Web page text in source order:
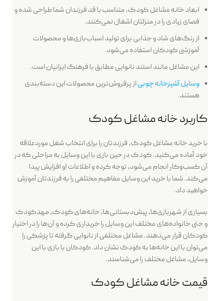
ابعاد خانه مشاغل کودک، متناسب با قد فرزندان شما طراحی شده و
فضای زیادی را در منزلتان اشغال نمی‌کنند.
از رنگ‌های شاد و جذابی برای تولید اسباب‌بازی‌ها و محصولات
آموزشی کودکان استفاده می‌شود.
این مشاغل مانند استند نانوایی مطابق با فرهنگ ایرانیان است.
وسایل آشپزخانه چوبیاز پرفروش‌ترین محصولات این دسته‌بندی
هستند.
کاربرد خانه مشاغل کودک
با خرید خانه مشاغل کودک، فرزندتان را برای انتخاب شغل موردعلاقه
خود آماده می‌کنید. کودک در حین بازی با این وسایل به مراحلی که در
آن کسب‌وکار انجام می‌شود، توجه کرده و اطلاعات او افزایش پیدا
می‌کند. شما با خرید این وسایل مفاهیم مختلفی را به فرزندتان آموزش
خواهید داد.
بسیاری از شهربازی‌ها، پیش‌دبستانی‌ها، خانه‌های کودک، مهدکودک
و حتی خانواده‌های مختلف این وسایل را خریداری کرده و آن‌ها را در اختیار
کودکان قرار می‌دهند. مشاغل مختلفی از نانوایی گرفته تا پزشکی را
می‌توان با این خانه‌ها به کودک نشان داد. کودکان با بازی با این
وسایل، مشاغل مختلف را می‌شناسند.
قیمت خانه مشاغل کودک